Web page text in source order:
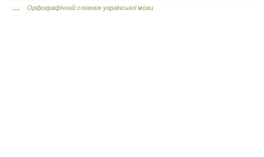
Орфографічний словник української мови